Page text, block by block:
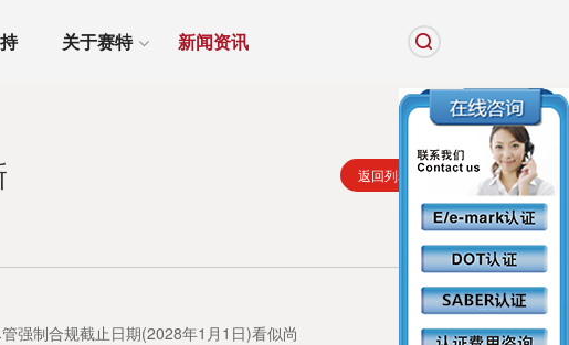
关于赛特 新闻资讯
强制合规截止日期(2028年1月1日)看似尚
返回列表